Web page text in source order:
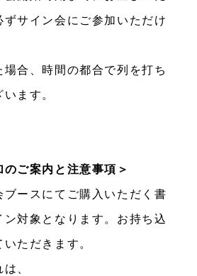
ずサイン会にご参加いただけ
場合、時間の都合で列を打ち
ます。
のご案内と注意事項＞
ブースにてご購入いただく書
対象となります。お持ち込
ただきます。
、